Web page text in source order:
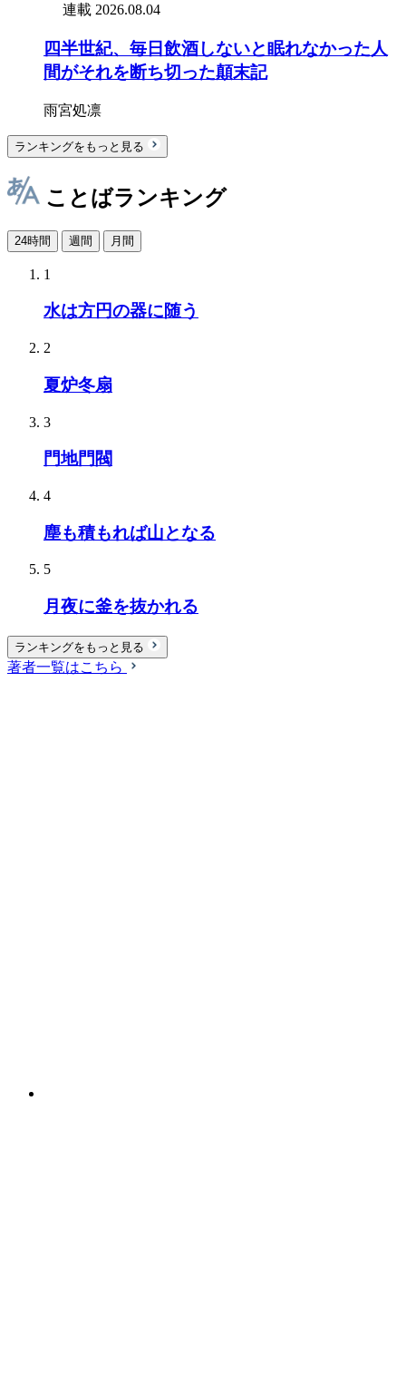
連載 2026.08.04
四半世紀、毎日飲酒しないと眠れなかった人
間がそれを断ち切った顛末記
雨宮処凛
ランキングをもっと見る
ことばランキング
24時間 週間 月間
1
水は方円の器に随う
2
夏炉冬扇
3
門地門閥
4
塵も積もれば山となる
5
月夜に釜を抜かれる
ランキングをもっと見る
著者一覧はこちら